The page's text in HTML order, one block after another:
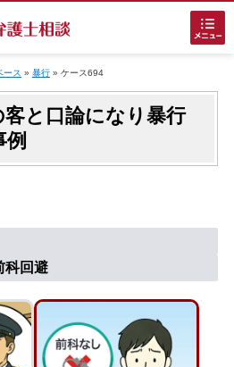
談
ース » 暴行» ケース694
と口論になり暴行
科回避